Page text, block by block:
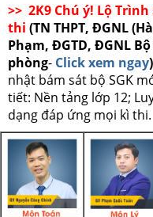
>> 2K9 Chú ý! Lộ
thi (TN THPT, ĐGNL
Phạm, ĐGTD, ĐGNL
phòng- Click xem ngay)
nhật bám sát bộ SGK
tiết: Nền tảng lớp 12;
dạng đáp ứng mọi kì thi.